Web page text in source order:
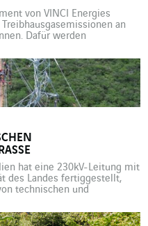
von VINCI Energies
an
Dafür werden
Dehaye, Geschäftsleiter
Zentrum und Ost bei
Wende ist etwas, was
hat eine 230kV-Leitung mit
des Landes fertiggestellt,
technischen und
brasilianische
(24 Windparks mit